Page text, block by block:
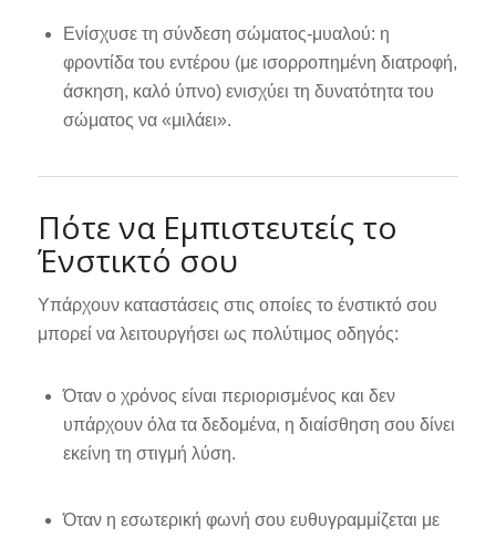
Ενίσχυσε τη σύνδεση σώματος‑μυαλού: η
φροντίδα του εντέρου (με ισορροπημένη διατροφή,
άσκηση, καλό ύπνο) ενισχύει τη δυνατότητα του
σώματος να «μιλάει».
Πότε να Εμπιστευτείς το
Ένστικτό σου
Υπάρχουν καταστάσεις στις οποίες το ένστικτό σου
μπορεί να λειτουργήσει ως πολύτιμος οδηγός:
Όταν ο χρόνος είναι περιορισμένος και δεν
υπάρχουν όλα τα δεδομένα, η διαίσθηση σου δίνει
εκείνη τη στιγμή λύση.
Όταν η εσωτερική φωνή σου ευθυγραμμίζεται με